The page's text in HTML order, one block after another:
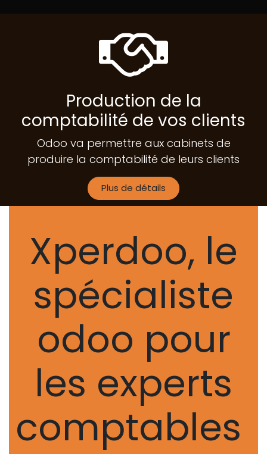
Production de la
comptabilité de vos clients
Odoo va permettre aux cabinets de
produire la comptabilité de leurs clients
Plus de détails
Xperdoo, le
spécialiste
odoo pour
les experts
comptables